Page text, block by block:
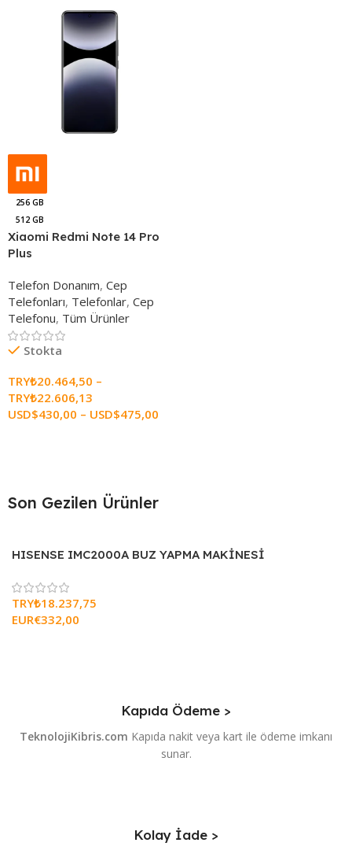
256 GB
512 GB
Xiaomi Redmi Note 14 Pro
Plus
Telefon Donanım, Cep
Telefonları, Telefonlar, Cep
Telefonu, Tüm Ürünler
Stokta
TRY₺20.464,50 –
TRY₺22.606,13
USD$430,00 – USD$475,00
Son Gezilen Ürünler
HISENSE IMC2000A BUZ YAPMA MAKİNESİ
TRY₺18.237,75
EUR€332,00
Kapıda Ödeme >
TeknolojiKibris.com Kapıda nakit veya kart ile ödeme imkanı
sunar.
Kolay İade >